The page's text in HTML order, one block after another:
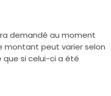
demandé au moment
montant peut varier selon
que si celui-ci a été